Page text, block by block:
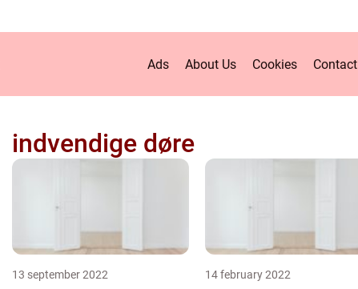
Ads About Us Cookies Contact
indvendige døre
13 september 2022 14 february 2022